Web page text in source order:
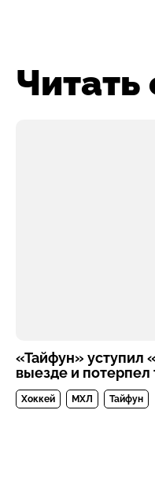
«Тайфун» уступил
выезде и
Хоккей МХЛ Тайфун